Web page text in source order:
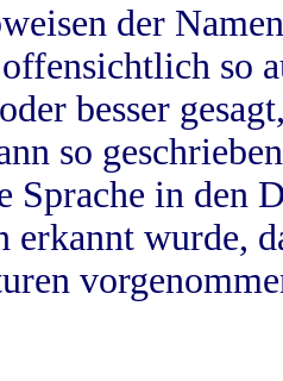
der
so
besser
so
Sprache in
erkannt wurde,